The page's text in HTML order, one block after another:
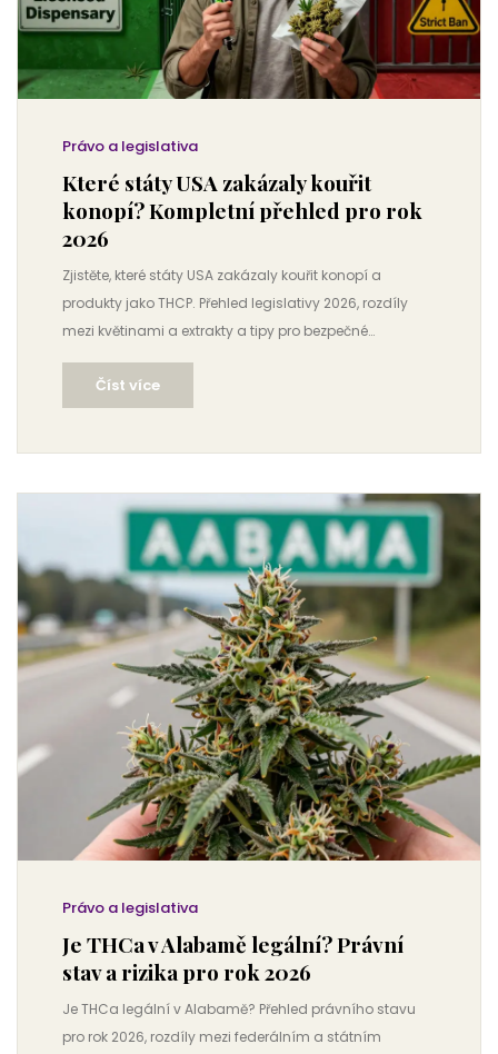
Právo a legislativa
Které státy USA zakázaly kouřit
konopí? Kompletní přehled pro rok
2026
Zjistěte, které státy USA zakázaly kouřit konopí a
produkty jako THCP. Přehled legislativy 2026, rozdíly
mezi květinami a extrakty a tipy pro bezpečné
používání.
Číst více
Právo a legislativa
Je THCa v Alabamě legální? Právní
stav a rizika pro rok 2026
Je THCa legální v Alabamě? Přehled právního stavu
pro rok 2026, rozdíly mezi federálním a státním